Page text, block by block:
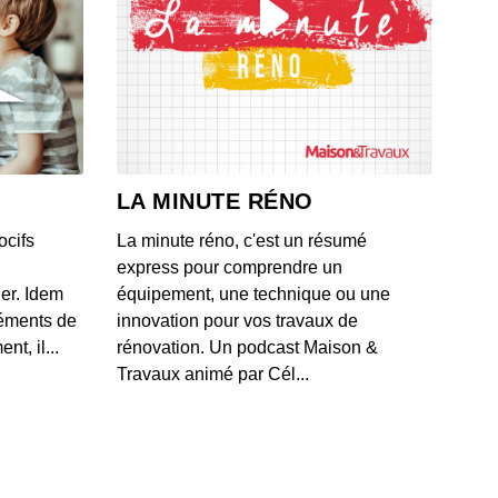
valide par erreur une offre de rachat à 16 000 euros
- IL Y A 1 MOIS
de moratoires frappe les datacenters aux États-
un projet polémique près d'un zoo
méthodes de Box pour classifier et protéger les
d'entreprise contre les fuites documentaires
IL Y A 1 MOIS
du Crédit Agricole mise à genoux par la
Idem
de
il...
LA MINUTE RÉNO
La minute réno, c'est un résumé
express pour comprendre un
équipement, une technique ou une
innovation pour vos travaux de
rénovation. Un podcast Maison &
Travaux animé par Cél...